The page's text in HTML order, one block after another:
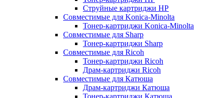
Струйные картриджи HP
Совместимые для Konica-Minolta
Тонер-картриджи Konica-Minolta
Совместимые для Sharp
Тонер-картриджи Sharp
Совместимые для Ricoh
Тонер-картриджи Ricoh
Драм-картриджи Ricoh
Совместимые для Катюша
Драм-картриджи Катюша
Тонер-картриджи Катюша